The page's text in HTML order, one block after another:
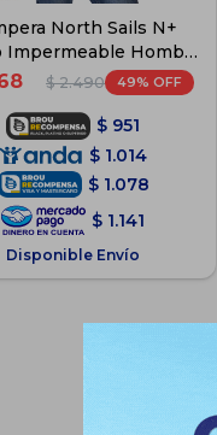
North Sails N+
Impermeable Hombre
- Negro
$ 2.490 49
$ 951
$ 1.014
$ 1.078
$ 1.141
Disponible Envío